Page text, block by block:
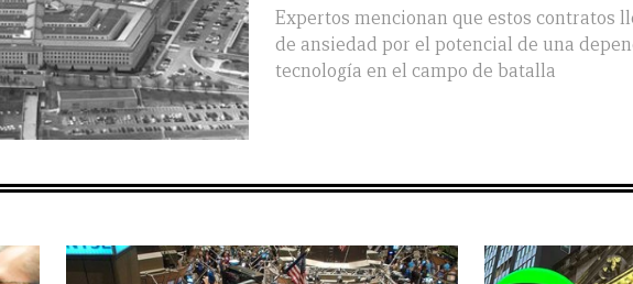
Expertos mencionan que estos contratos
de ansiedad por el potencial de una
tecnología en el campo de batalla